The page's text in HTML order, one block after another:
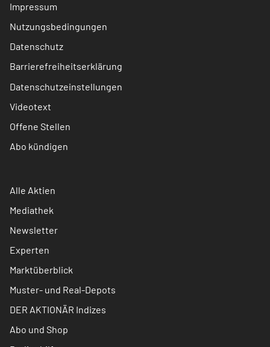
Impressum
Nutzungsbedingungen
Datenschutz
Barrierefreiheitserklärung
Datenschutzeinstellungen
Videotext
Offene Stellen
Abo kündigen
Alle Aktien
Mediathek
Newsletter
Experten
Marktüberblick
Muster- und Real-Depots
DER AKTIONÄR Indizes
Abo und Shop